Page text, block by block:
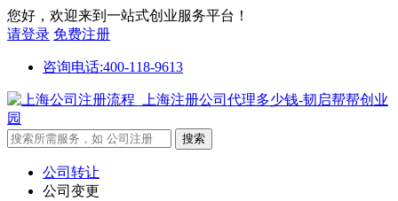
您好，欢迎来到一站式创业服务平台！
请登录 免费注册
咨询电话:400-118-9613
公司转让
公司变更